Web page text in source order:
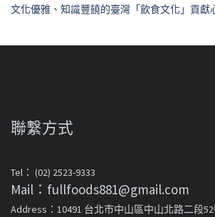
文化優雅、知識豐饒的臺灣「飲食文化」貢獻
聯繫方式
Tel： (02) 2523-9333
Mail：fullfoods881@gmail.com
Address：10491 台北市中山區中山北路二段